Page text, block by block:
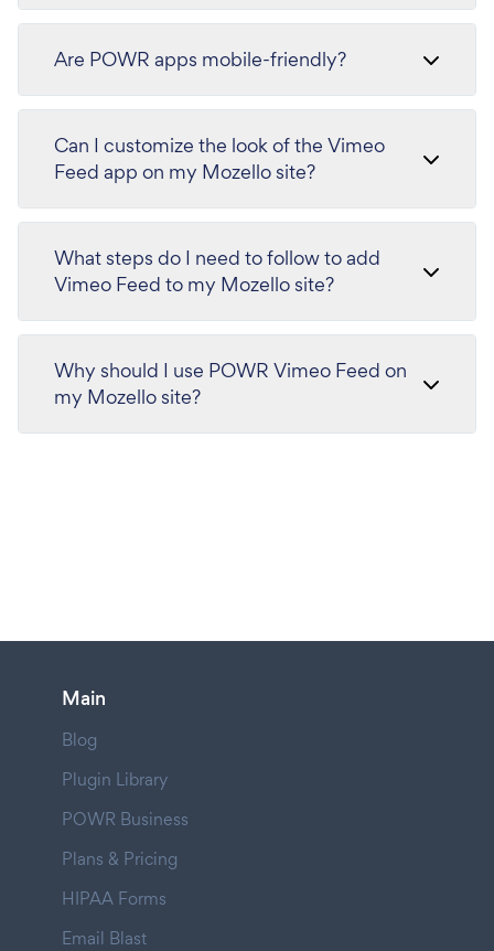
Are POWR apps mobile-friendly?
Can I customize the look of the Vimeo
Feed app on my Mozello site?
What steps do I need to follow to add
Vimeo Feed to my Mozello site?
Why should I use POWR Vimeo Feed on
my Mozello site?
Main
Blog
Plugin Library
POWR Business
Plans & Pricing
HIPAA Forms
Email Blast